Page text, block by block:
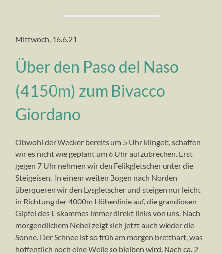
Mittwoch, 16.6.21
Über den Paso del Naso
(4150m) zum Bivacco
Giordano
Obwohl der Wecker bereits um 5 Uhr klingelt, schaffen
wir es nicht wie geplant um 6 Uhr aufzubrechen. Erst
gegen 7 Uhr nehmen wir den Felikgletscher unter die
Steigeisen. In einem weiten Bogen nach Norden
überqueren wir den Lysgletscher und steigen nur leicht
in Richtung der 4000m Höhenlinie auf, die grandiosen
Gipfel des Liskammes immer direkt links von uns. Nach
morgendlichem Nebel zeigt sich jetzt auch wieder die
Sonne. Der Schnee ist so früh am morgen bretthart, was
hoffentlich noch eine Weile so bleiben wird. Nach ca. 2